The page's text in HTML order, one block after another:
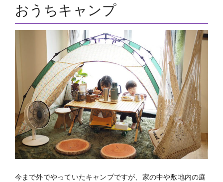
おうちキャンプ
今まで外でやっていたキャンプですが、家の中や敷地内の庭